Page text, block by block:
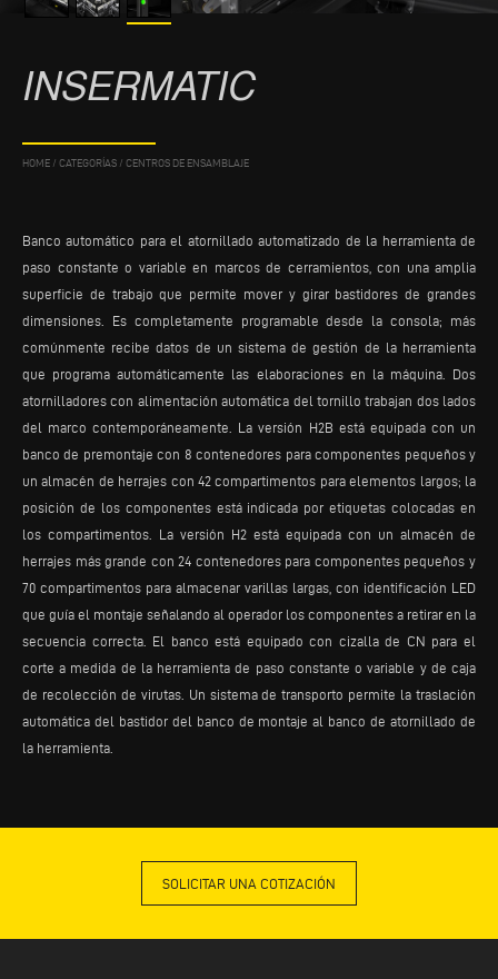
INSERMATIC
HOME / CATEGORÍAS / CENTROS DE ENSAMBLAJE
Banco automático para el atornillado automatizado de la herramienta de
paso constante o variable en marcos de cerramientos, con una amplia
superficie de trabajo que permite mover y girar bastidores de grandes
dimensiones. Es completamente programable desde la consola; más
comúnmente recibe datos de un sistema de gestión de la herramienta
que programa automáticamente las elaboraciones en la máquina. Dos
atornilladores con alimentación automática del tornillo trabajan dos lados
del marco contemporáneamente. La versión H2B está equipada con un
banco de premontaje con 8 contenedores para componentes pequeños y
un almacén de herrajes con 42 compartimentos para elementos largos; la
posición de los componentes está indicada por etiquetas colocadas en
los compartimentos. La versión H2 está equipada con un almacén de
herrajes más grande con 24 contenedores para componentes pequeños y
70 compartimentos para almacenar varillas largas, con identificación LED
que guía el montaje señalando al operador los componentes a retirar en la
secuencia correcta. El banco está equipado con cizalla de CN para el
corte a medida de la herramienta de paso constante o variable y de caja
de recolección de virutas. Un sistema de transporto permite la traslación
automática del bastidor del banco de montaje al banco de atornillado de
la herramienta.
SOLICITAR UNA COTIZACIÓN